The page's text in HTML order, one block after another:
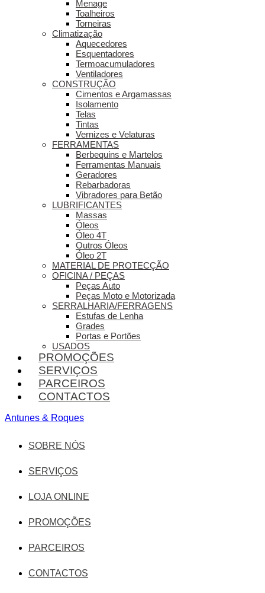
Menage
Toalheiros
Torneiras
Climatização
Aquecedores
Esquentadores
Termoacumuladores
Ventiladores
CONSTRUÇÃO
Cimentos e Argamassas
Isolamento
Telas
Tintas
Vernizes e Velaturas
FERRAMENTAS
Berbequins e Martelos
Ferramentas Manuais
Geradores
Rebarbadoras
Vibradores para Betão
LUBRIFICANTES
Massas
Óleos
Óleo 4T
Outros Óleos
Óleo 2T
MATERIAL DE PROTECÇÃO
OFICINA / PEÇAS
Peças Auto
Peças Moto e Motorizada
SERRALHARIA/FERRAGENS
Estufas de Lenha
Grades
Portas e Portões
USADOS
PROMOÇÕES
SERVIÇOS
PARCEIROS
CONTACTOS
Antunes & Roques
SOBRE NÓS
SERVIÇOS
LOJA ONLINE
PROMOÇÕES
PARCEIROS
CONTACTOS